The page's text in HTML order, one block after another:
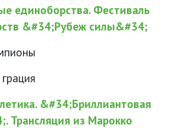
единоборства. Фестиваль
&#34;Рубеж силы&#34;
&#34;Бриллиантовая
Трансляция из Марокко